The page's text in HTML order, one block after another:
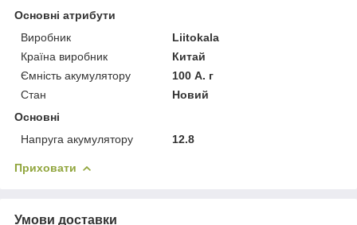
Основні атрибути
Виробник
Liitokala
Країна виробник
Китай
Ємність акумулятору
100 А. г
Стан
Новий
Основні
Напруга акумулятору
12.8
Приховати
Умови доставки